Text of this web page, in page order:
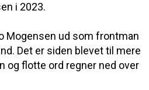
i 2023.
Mogensen ud som frontman
Det er siden blevet til mere
og flotte ord regner ned over